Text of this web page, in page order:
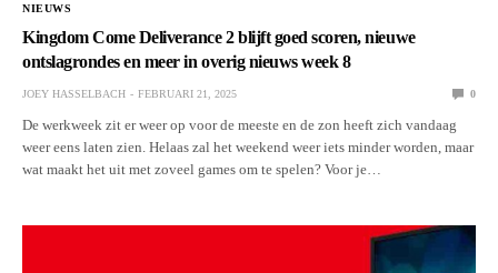
NIEUWS
Kingdom Come Deliverance 2 blijft goed scoren, nieuwe
ontslagrondes en meer in overig nieuws week 8
JOEY HASSELBACH FEBRUARI 21, 2025 0
De werkweek zit er weer op voor de meeste en de zon heeft zich vandaag
weer eens laten zien. Helaas zal het weekend weer iets minder worden, maar
wat maakt het uit met zoveel games om te spelen? Voor je…